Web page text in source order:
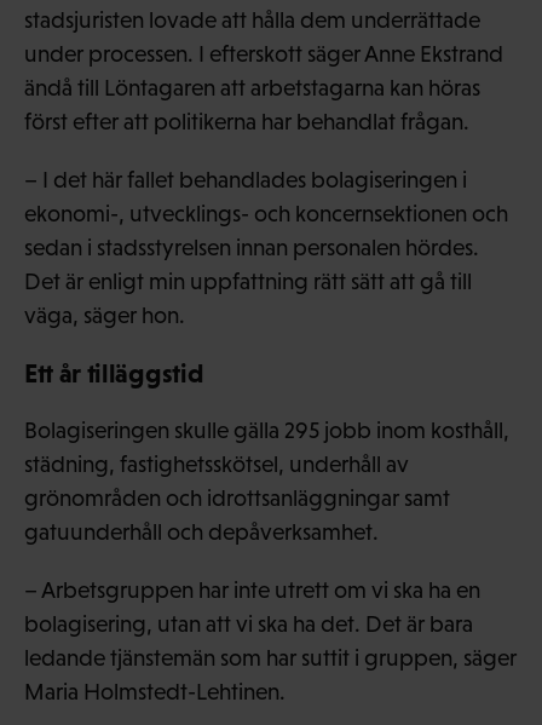
stadsjuristen lovade att hålla dem underrättade
under processen. I efterskott säger Anne Ekstrand
ändå till Löntagaren att arbetstagarna kan höras
först efter att politikerna har behandlat frågan.
– I det här fallet behandlades bolagiseringen i
ekonomi-, utvecklings- och koncernsektionen och
sedan i stadsstyrelsen innan personalen hördes.
Det är enligt min uppfattning rätt sätt att gå till
väga, säger hon.
Ett år tilläggstid
Bolagiseringen skulle gälla 295 jobb inom kosthåll,
städning, fastighetsskötsel, underhåll av
grönområden och idrottsanläggningar samt
gatuunderhåll och depåverksamhet.
– Arbetsgruppen har inte utrett om vi ska ha en
bolagisering, utan att vi ska ha det. Det är bara
ledande tjänstemän som har suttit i gruppen, säger
Maria Holmstedt-Lehtinen.